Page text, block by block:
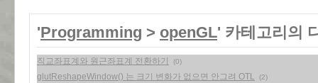
'Programming > openGL' 카테고리의
직교좌표계와 원근좌표계 전환하기 (0)
glutReshapeWindow() 는 크기 변화가 없으면 안그려 OTL (2)